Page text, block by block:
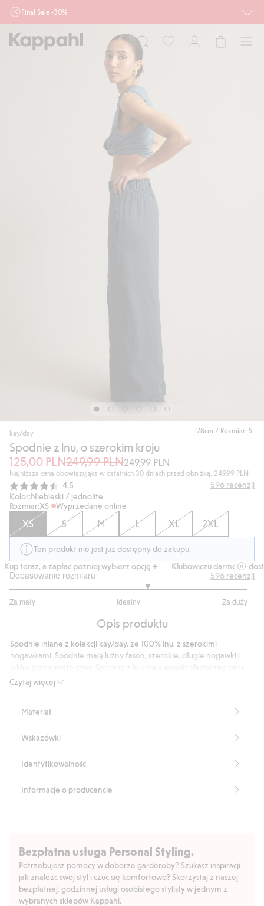
Final Sale -30%
działu outlet do 10.8 w sklepach Kappahl i Newbie oraz na kappahl.com. Ofert
nie łączymy
Mężczyzna Dziecko
178cm / Rozmiar: S
kay/day
Spodnie z lnu, o szerokim kroju
125,00 PLN249,99 PLN249,99 PLN
Najniższa cena obowiązująca w ostatnich 30 dniach przed obniżką: 249,99 PLN
Średnia ocena:
4.5 596 recenzji
Kolor:Niebieski / jednolite
Rozmiar:XS Wyprzedane online
XS S M L XL 2XL
Ten produkt nie jest już dostępny do zakupu.
teraz, a zapłać później wybierz opcję +
Klubowiczu darmowa
Dopasowanie rozmiaru
Za mały Idealny Za duży
na
482
głosów
596 recenzji
Opis produktu
Czytaj więcej
Spodnie lniane z kolekcji kay/day, ze 100% lnu, z szerokimi
nogawkami. Spodnie mają luźny fason, szerokie, długie nogawki i
dwie kieszenie wzdłuż szwów bocznych. Len ma lekko sprany
pomarszczone.
Wysoki stan
Kieszenie po bokach
Pełna długość
Wewnętrzna długość nogawki: 77 cm w rozmiarze S
Materiał
Wskazówki
Identyfikowalność
Informacje o producencie
Bezpłatna usługa Personal Styling.
Potrzebujesz pomocy w doborze garderoby? Szukasz inspiracji
jak znaleźć swój styl i czuć się komfortowo? Skorzystaj z naszej
bezpłatnej, godzinnej usługi osobistego stylisty w jednym z
wybranych sklepów Kappahl.